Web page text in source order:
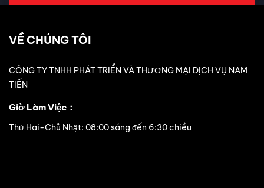
VỀ CHÚNG TÔI
CÔNG TY TNHH PHÁT TRIỂN VÀ THƯƠNG MẠI DỊCH VỤ NAM
TIẾN
Giờ Làm Việc：
Thứ Hai-Chủ Nhật: 08:00 sáng đến 6:30 chiều